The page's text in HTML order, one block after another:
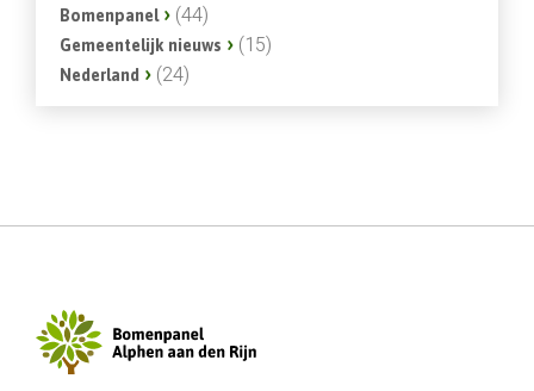
Bomenpanel (44)
Gemeentelijk nieuws (15)
Nederland (24)